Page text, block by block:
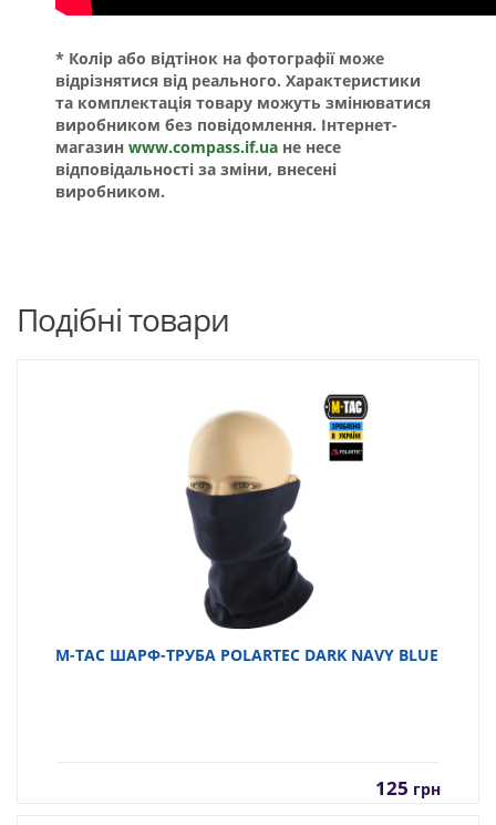
* Колір або відтінок на фотографії може
відрізнятися від реального. Характеристики
та комплектація товару можуть змінюватися
виробником без повідомлення. Інтернет-
магазин www.compass.if.ua не несе
відповідальності за зміни, внесені
виробником.
Подібні товари
M-TAC ШАРФ-ТРУБА POLARTEC DARK NAVY BLUE
125 грн